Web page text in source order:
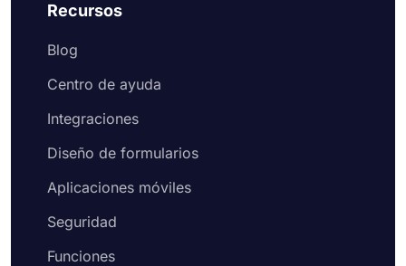
Recursos
Blog
Centro de ayuda
Integraciones
Diseño de formularios
Aplicaciones móviles
Seguridad
Funciones